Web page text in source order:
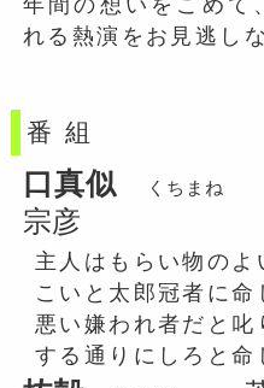
れる熱演をお見逃し
番組
口真似 くちまね
宗彦
主人はもらい物の
こいと太郎冠者に
悪い嫌われ者だと
する通りにしろと